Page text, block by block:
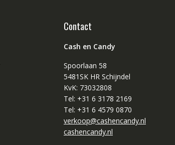
Contact
Cash en Candy
Spoorlaan 58
5481SK HR Schijndel
KvK: 73032808
Tel: +31 6 3178 2169
Tel: +31 6 4579 0870
verkoop@cashencandy.nl
cashencandy.nl